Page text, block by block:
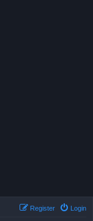
Login
Register